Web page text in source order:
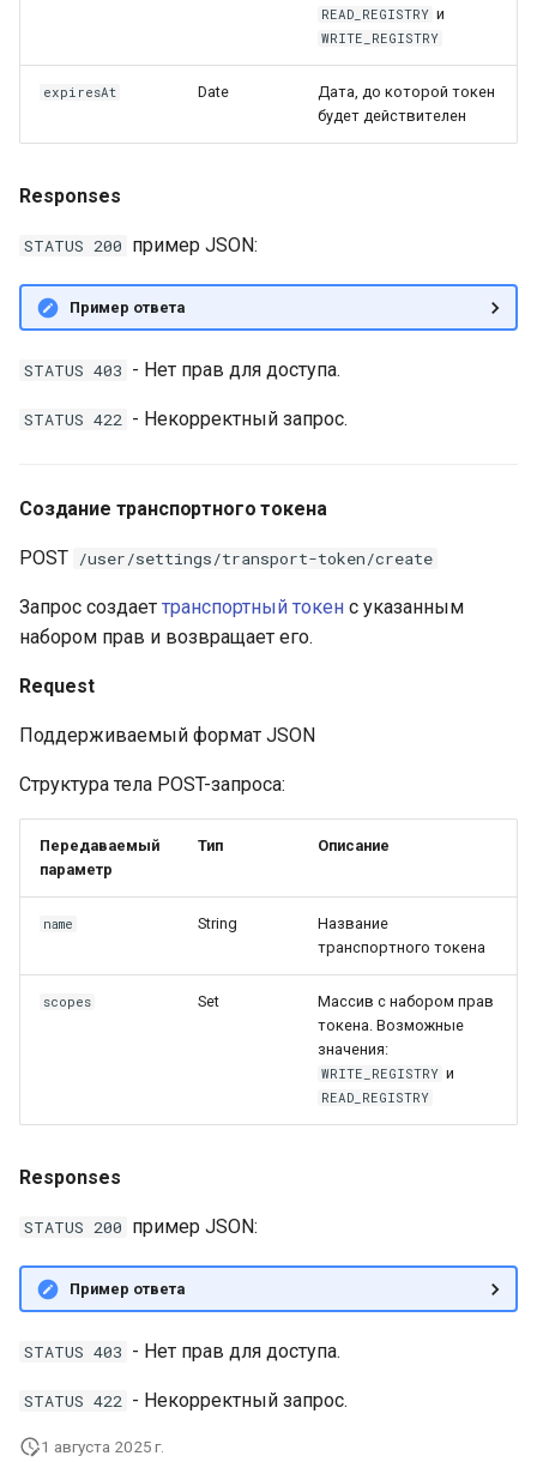
READ_REGISTRY и
WRITE_REGISTRY
expiresAt Date
Дата, до которой токен
будет действителен
Responses
STATUS 200 пример JSON:
Пример ответа
STATUS 403 - Нет прав для доступа.
STATUS 422 - Некорректный запрос.
Создание транспортного токена
POST /user/settings/transport-token/create
Запрос создает транспортный токен с указанным
набором прав и возвращает его.
Request
Поддерживаемый формат JSON
Структура тела POST-запроса:
Передаваемый
параметр
Тип Описание
name String
Название
транспортного токена
scopes Set
Массив с набором прав
токена. Возможные
значения:
WRITE_REGISTRY и
READ_REGISTRY
Responses
STATUS 200 пример JSON:
Пример ответа
STATUS 403 - Нет прав для доступа.
STATUS 422 - Некорректный запрос.
1 августа 2025 г.